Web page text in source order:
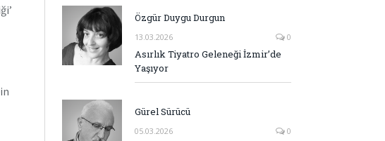
Özgür Duygu Durgun
13.03.2026 0
Asırlık Tiyatro Geleneği İzmir’de
Yaşıyor
Gürel Sürücü
05.03.2026 0